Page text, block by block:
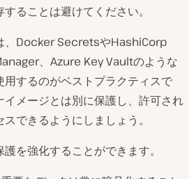
ることは避けてください。
、Docker SecretsやHashiCorp
、Azure Key Vaultのような
するのがベストプラクティスで
メージとは別に保護し、許可され
できるようにしましょう。
を強化することができます。